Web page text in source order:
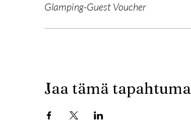
Glamping-Guest Voucher
Jaa tämä tapahtuma